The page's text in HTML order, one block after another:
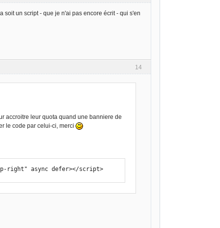
un script - que je n'ai pas encore écrit - qui s'en
14
accroitre leur quota quand une banniere de
le code par celui-ci, merci
right" async defer></script>